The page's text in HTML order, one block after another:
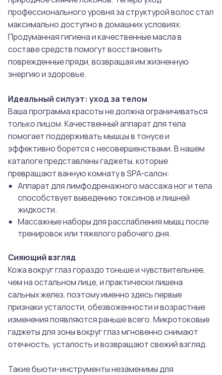
профессионального уровня за структурой волос стал
максимально доступно в домашних условиях.
Продуманная гигиена и качественные масла в
составе средств помогут восстановить
поврежденные пряди, возвращая им жизненную
энергию и здоровье.
Идеальный силуэт: уход за телом
Ваша программа красоты не должна ограничиваться
только лицом. Качественный аппарат для тела
помогает поддерживать мышцы в тонусе и
эффективно борется с несовершенствами. В нашем
каталоге представлены гаджеты, которые
превращают ванную комнату в SPA-салон:
Аппарат для лимфодренажного массажа ног и тела
способствует выведению токсинов и лишней
жидкости.
Массажные наборы для расслабления мышц после
тренировок или тяжелого рабочего дня.
Сияющий взгляд
Кожа вокруг глаз гораздо тоньше и чувствительнее,
чем на остальном лице, и практически лишена
сальных желез, поэтому именно здесь первые
признаки усталости, обезвоженности и возрастные
изменения появляются раньше всего. Микротоковые
гаджеты для зоны вокруг глаз мгновенно снимают
отечность, усталость и возвращают свежий взгляд.
Такие бьюти-инструменты незаменимы для